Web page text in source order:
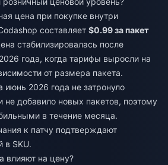
цена при покупке внутри
составляет $0.99 за пакет
стабилизировалась после
года, когда тарифы выросли на
от размера пакета.
июнь 2026 года не затронуло
не добавило новых пакетов, поэтому
в течение месяца.
к патчу подтверждают
в SKU.
влияют на цену?